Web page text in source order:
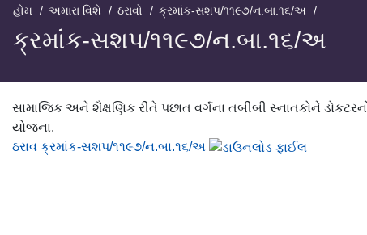
હોમ અમારા વિશે ઠરાવો ક્રમાંક-સશપ/૧૧૯૭/ન.બા.૧૬/અ
ક્રમાંક-સશપ/૧૧૯૭/ન.બા.૧૬/અ
સામાજિક અને શૈક્ષણિક રીતે પછાત વર્ગના તબીબી સ્નાતકોને
યોજના.
ઠરાવ ક્રમાંક-સશપ/૧૧૯૭/ન.બા.૧૬/અ